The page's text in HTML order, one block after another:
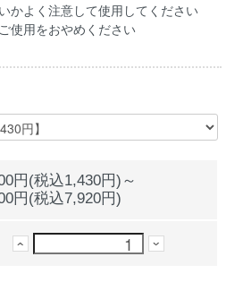
かよく注意して使用してください
使用をおやめください
円(税込1,430円)～
円(税込7,920円)